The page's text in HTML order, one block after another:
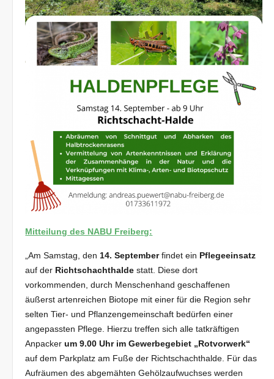
Mitteilung des NABU Freiberg:
„Am Samstag, den 14. Septemberfindet ein Pflegeeinsatz
auf der Richtschachthalde statt. Diese dort
vorkommenden, durch Menschenhand geschaffenen
äußerst artenreichen Biotope mit einer für die Region sehr
selten Tier- und Pflanzengemeinschaft bedürfen einer
angepassten Pflege. Hierzu treffen sich alle tatkräftigen
Anpackerum 9.00 Uhr im Gewerbegebiet „Rotvorwerk“
auf dem Parkplatz am Fuße der Richtschachthalde. Für das
Aufräumen des abgemähten Gehölzaufwuchses werden